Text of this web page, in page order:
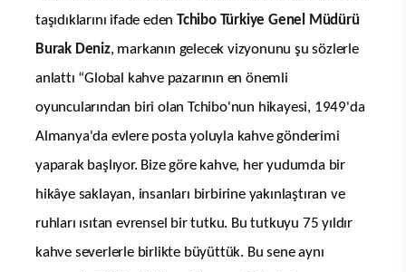
taşıdıklarını ifade edenTchibo Türkiye Genel Müdürü
Burak Deniz, markanın gelecek vizyonunu şu sözlerle
anlattı “Global kahve pazarının en önemli
oyuncularından biri olan Tchibo'nun hikayesi, 1949'da
Almanya'da evlere posta yoluyla kahve gönderimi
yaparak başlıyor. Bize göre kahve, her yudumda bir
hikâye saklayan, insanları birbirine yakınlaştıran ve
ruhları ısıtan evrensel bir tutku. Bu tutkuyu 75 yıldır
kahve severlerle birlikte büyüttük. Bu sene aynı